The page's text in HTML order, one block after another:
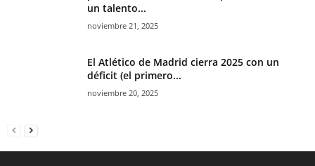
un talento...
noviembre 21, 2025
El Atlético de Madrid cierra 2025 con un
déficit (el primero...
noviembre 20, 2025